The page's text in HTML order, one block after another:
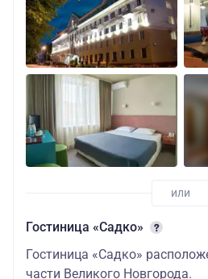
Гостиница «Садко»
Гостиница «Садко»
части Великого Новгорода.